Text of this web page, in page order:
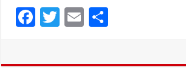
F
T
E